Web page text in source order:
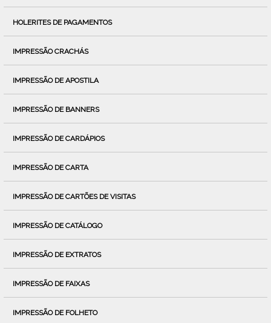
HOLERITES DE PAGAMENTOS
IMPRESSÃO CRACHÁS
IMPRESSÃO DE APOSTILA
IMPRESSÃO DE BANNERS
IMPRESSÃO DE CARDÁPIOS
IMPRESSÃO DE CARTA
IMPRESSÃO DE CARTÕES DE VISITAS
IMPRESSÃO DE CATÁLOGO
IMPRESSÃO DE EXTRATOS
IMPRESSÃO DE FAIXAS
IMPRESSÃO DE FOLHETO